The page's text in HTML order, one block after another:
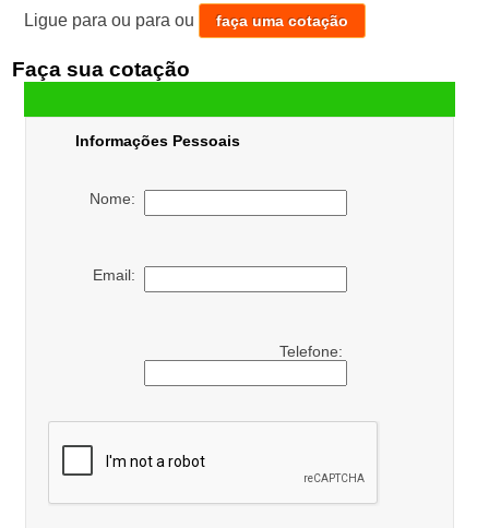
Ligue para ou para ou faça uma cotação
Faça sua cotação
Informações Pessoais
Nome:
Email:
Telefone: